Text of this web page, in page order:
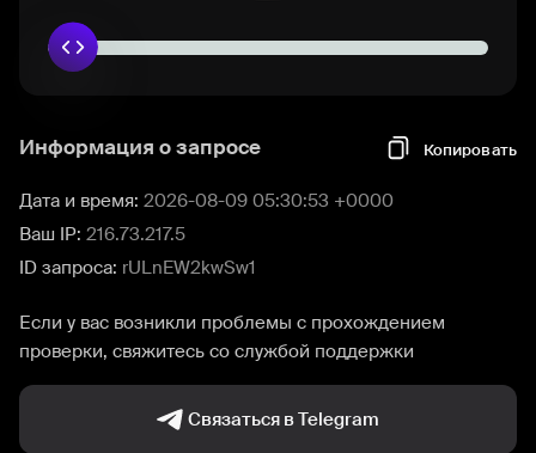
Информация о запросе Копировать
Дата и время: 2026-08-09 05:30:53 +0000
Ваш IP: 216.73.217.5
ID запроса: rULnEW2kwSw1
Если у вас возникли проблемы с прохождением
проверки, свяжитесь со службой поддержки
Связаться в Telegram